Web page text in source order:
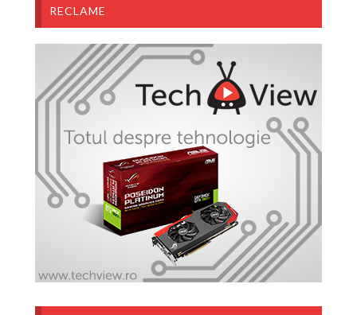
RECLAME